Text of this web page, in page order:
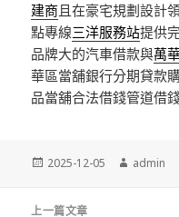
建商 且在豪宅規劃設計
點專線三洋服務站提供
品牌大的汽車借款與萬
華區當舖銀行分期貸款
品當舖合法借錢管道借錢
發
期:
2025-12-05
作
admin
上一篇文章